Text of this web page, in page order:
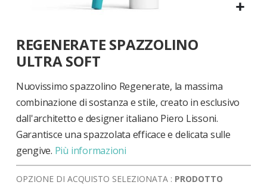
all'inizio
della
galleria
di
immagini
REGENERATE SPAZZOLINO
ULTRA SOFT
Nuovissimo spazzolino Regenerate, la massima
combinazione di sostanza e stile, creato in esclusivo
dall'architetto e designer italiano Piero Lissoni.
Garantisce una spazzolata efficace e delicata sulle
gengive. Più informazioni
OPZIONE DI ACQUISTO SELEZIONATA : PRODOTTO